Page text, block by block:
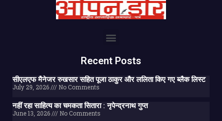
Recent Posts
सीएलएफ मैनेजर रुखसार सहित पूजा ठाकुर और ललिता किए गए ब्लैक लिस्ट
July 29, 2026 No Comments
नहीं रहा साहित्य का चमकता सितारा : नृपेन्द्रनाथ गुप्त
June 13, 2026 No Comments